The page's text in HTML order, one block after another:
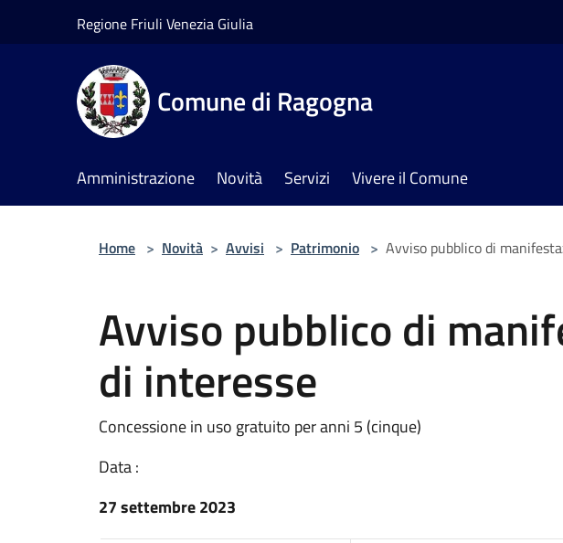
Regione Friuli Venezia Giulia
Comune di Ragogna
Amministrazione Novità Servizi Vivere il Comune
Home > Novità > Avvisi > Patrimonio > Avviso pubblico di
Avviso pubblico di
di interesse
Concessione in uso gratuito per anni 5 (cinque)
Data :
27 settembre 2023